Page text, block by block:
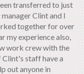
transferred to just
Clint and I
together for over
my experience also,
work crew with the
staff have a
out anyone in